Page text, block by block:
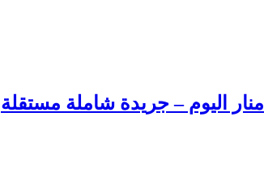
منار اليوم – جريدة شاملة مستقلة